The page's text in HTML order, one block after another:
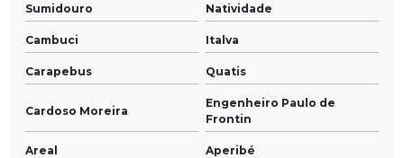
Sumidouro Natividade
Cambuci Italva
Carapebus Quatis
Cardoso Moreira
Engenheiro Paulo de
Frontin
Areal Aperibé